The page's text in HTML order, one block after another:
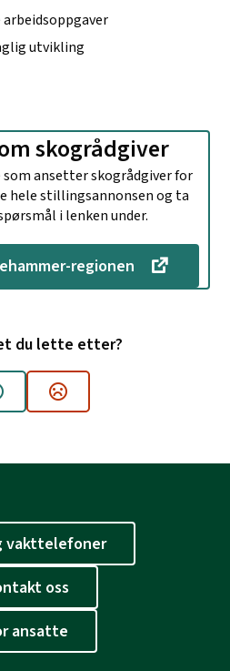
utvikling
skogrådgiver
som ansetter skogrådgiver for
hele stillingsannonsen og ta
i lenken under.
regionen
du lette etter?
Nei
vakttelefoner
oss
ansatte